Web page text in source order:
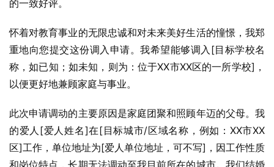
的一致好评。
怀着对教育事业的无限忠诚和对未来美好生活的憧憬，我郑
重地向您提交这份调入申请。我希望能够调入[目标学校名
称，如已知；如未知，则为：位于XX市XX区的一所学校]，
以便更好地兼顾家庭与事业。
此次申请调动的主要原因是家庭团聚和照顾年迈的父母。我
的爱人[爱人姓名]在[目标城市/区域名称，例如：XX市XX
区]工作，单位地址为[爱人单位地址，可不写]，因工作性质
和岗位特点，长期无法调动至我目前所在的城市。我们结婚